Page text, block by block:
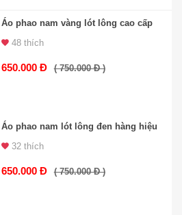
Áo phao nam vàng lót lông cao cấp
48 thích
650.000 Đ ( 750.000 Đ )
Áo phao nam lót lông đen hàng hiệu
32 thích
650.000 Đ ( 750.000 Đ )